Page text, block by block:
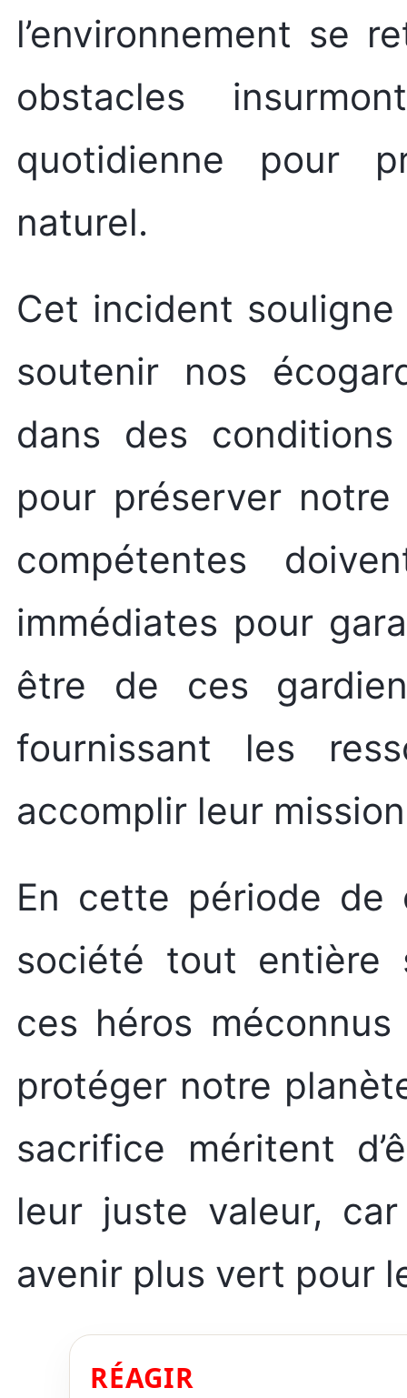
l’environnement se
obstacles
quotidienne pour
naturel.
Cet incident
soutenir nos
dans des
pour préserver
compétentes
immédiates pour
être de ces
fournissant les
accomplir leur
En cette période
société tout entière
ces héros
protéger notre
sacrifice méritent
leur juste valeur, car
avenir plus vert pour
RÉAGIR